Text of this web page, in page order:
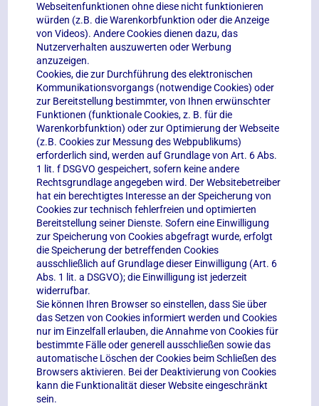
Webseitenfunktionen ohne diese nicht funktionieren
würden (z.B. die Warenkorbfunktion oder die Anzeige
von Videos). Andere Cookies dienen dazu, das
Nutzerverhalten auszuwerten oder Werbung
anzuzeigen.
Cookies, die zur Durchführung des elektronischen
Kommunikationsvorgangs (notwendige Cookies) oder
zur Bereitstellung bestimmter, von Ihnen erwünschter
Funktionen (funktionale Cookies, z. B. für die
Warenkorbfunktion) oder zur Optimierung der Webseite
(z.B. Cookies zur Messung des Webpublikums)
erforderlich sind, werden auf Grundlage von Art. 6 Abs.
1 lit. f DSGVO gespeichert, sofern keine andere
Rechtsgrundlage angegeben wird. Der Websitebetreiber
hat ein berechtigtes Interesse an der Speicherung von
Cookies zur technisch fehlerfreien und optimierten
Bereitstellung seiner Dienste. Sofern eine Einwilligung
zur Speicherung von Cookies abgefragt wurde, erfolgt
die Speicherung der betreffenden Cookies
ausschließlich auf Grundlage dieser Einwilligung (Art. 6
Abs. 1 lit. a DSGVO); die Einwilligung ist jederzeit
widerrufbar.
Sie können Ihren Browser so einstellen, dass Sie über
das Setzen von Cookies informiert werden und Cookies
nur im Einzelfall erlauben, die Annahme von Cookies für
bestimmte Fälle oder generell ausschließen sowie das
automatische Löschen der Cookies beim Schließen des
Browsers aktivieren. Bei der Deaktivierung von Cookies
kann die Funktionalität dieser Website eingeschränkt
sein.